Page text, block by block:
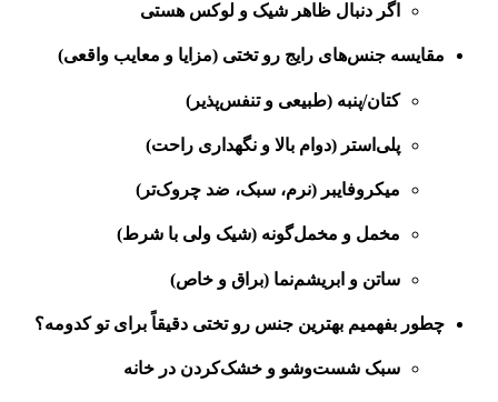
اگر دنبال ظاهر شیک و لوکس هستی
مقایسه جنس‌های رایج رو تختی (مزایا و معایب واقعی)
کتان/پنبه (طبیعی و تنفس‌پذیر)
پلی‌استر (دوام بالا و نگهداری راحت)
میکروفایبر (نرم، سبک، ضد چروک‌تر)
مخمل و مخمل‌گونه (شیک ولی با شرط)
ساتن و ابریشم‌نما (براق و خاص)
چطور بفهمیم بهترین جنس رو تختی دقیقاً برای تو کدومه؟
سبک شست‌وشو و خشک‌کردن در خانه